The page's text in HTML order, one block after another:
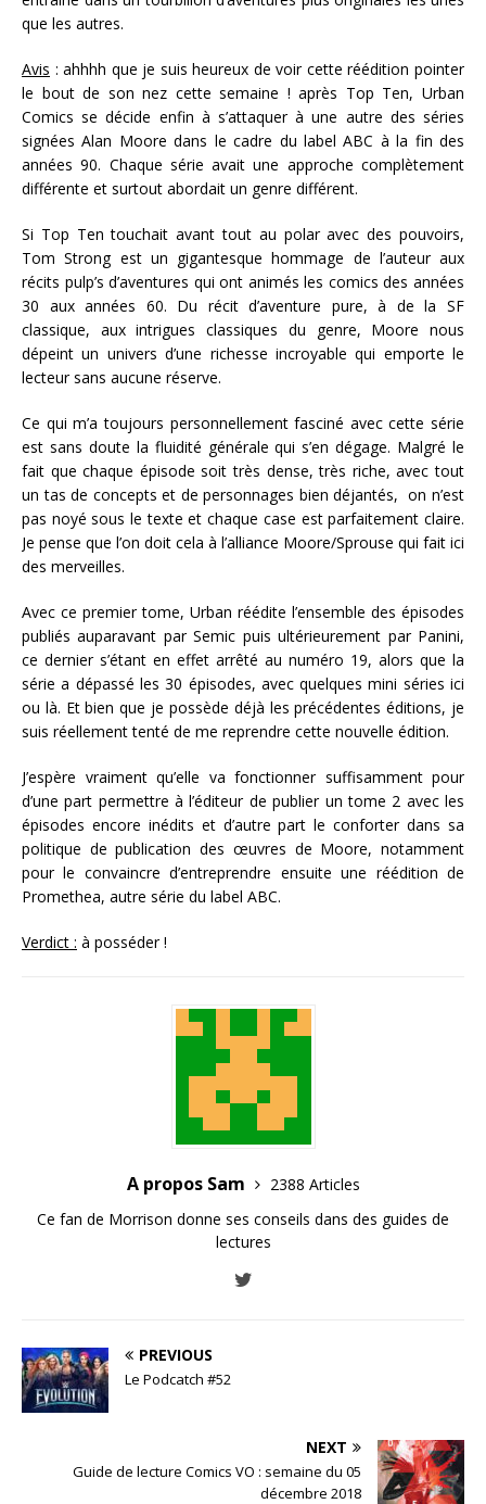
que les autres.
Avis : ahhhh que je suis heureux de voir cette réédition pointer
le bout de son nez cette semaine ! après Top Ten, Urban
Comics se décide enfin à s’attaquer à une autre des séries
signées Alan Moore dans le cadre du label ABC à la fin des
années 90. Chaque série avait une approche complètement
différente et surtout abordait un genre différent.
Si Top Ten touchait avant tout au polar avec des pouvoirs,
Tom Strong est un gigantesque hommage de l’auteur aux
récits pulp’s d’aventures qui ont animés les comics des années
30 aux années 60. Du récit d’aventure pure, à de la SF
classique, aux intrigues classiques du genre, Moore nous
dépeint un univers d’une richesse incroyable qui emporte le
lecteur sans aucune réserve.
Ce qui m’a toujours personnellement fasciné avec cette série
est sans doute la fluidité générale qui s’en dégage. Malgré le
fait que chaque épisode soit très dense, très riche, avec tout
un tas de concepts et de personnages bien déjantés, on n’est
pas noyé sous le texte et chaque case est parfaitement claire.
Je pense que l’on doit cela à l’alliance Moore/Sprouse qui fait ici
des merveilles.
Avec ce premier tome, Urban réédite l’ensemble des épisodes
publiés auparavant par Semic puis ultérieurement par Panini,
ce dernier s’étant en effet arrêté au numéro 19, alors que la
série a dépassé les 30 épisodes, avec quelques mini séries ici
ou là. Et bien que je possède déjà les précédentes éditions, je
suis réellement tenté de me reprendre cette nouvelle édition.
J’espère vraiment qu’elle va fonctionner suffisamment pour
d’une part permettre à l’éditeur de publier un tome 2 avec les
épisodes encore inédits et d’autre part le conforter dans sa
politique de publication des œuvres de Moore, notamment
pour le convaincre d’entreprendre ensuite une réédition de
Promethea, autre série du label ABC.
Verdict : à posséder !
A propos Sam
2388 Articles
Ce fan de Morrison donne ses conseils dans des guides de
lectures
PREVIOUS
Le Podcatch #52
NEXT
Guide de lecture Comics VO : semaine du 05
décembre 2018